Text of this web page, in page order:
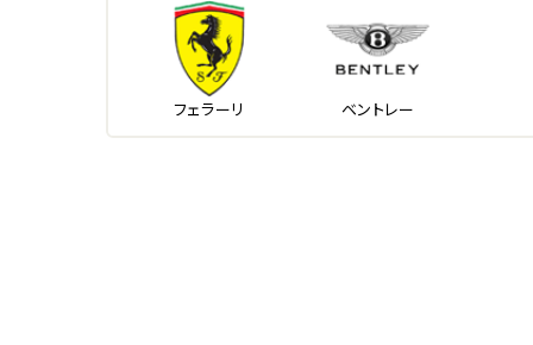
フェラーリ ベントレー